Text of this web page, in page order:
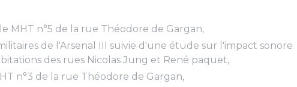
MHT n°5 de la rue Théodore de Gargan,
de l'Arsenal III suivie d'une étude sur l'impact sonore
des rues Nicolas Jung et René paquet,
n°3 de la rue Théodore de Gargan,